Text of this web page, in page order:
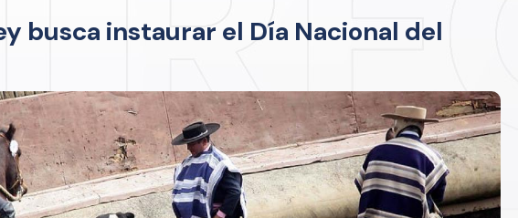
busca instaurar el Día Nacional del